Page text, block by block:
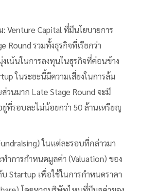
Venture Capital ที่มีนโยบายการ
Round รวมทั้งธุรกิจที่เรียกว่า
เน้นในการลงทุนในธุรกิจที่ค่อนข้าง
ในระยะนี้มีความเสี่ยงในการล้ม
วนมาก Late Stage Round จะมี
ที่รอบละไม่น้อยกว่า 50 ล้านเหรียญ
ในแต่ละรอบที่กล่าวมา
ำการกำหนดมูลค่า (Valuation) ของ
Startup เพื่อใช้ในการกำหนดราคา